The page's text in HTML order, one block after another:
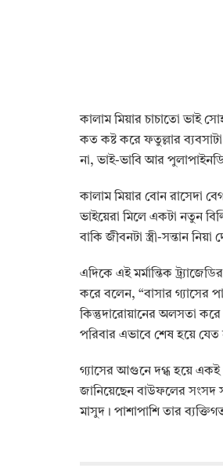
‎কালাম মিয়ার চাচাতো ভাই
কত কষ্ট করে ফতুল্লার
না, ভাই-ভাবি আর
‎কালাম মিয়ার বোন রাসেদা
ভাইয়েরা মিলে একটা নতুন
বাকি জীবনটা স্ত্রী-সন্তান
‎এদিকে এই মর্মান্তিক
করে বলেন, “বাসার গ্যাসের
কিন্তুদারোয়ানের অলসতা
পরিবার এভাবে শেষ হয়ে যেত
‎গ্যাসের আগুনে দগ্ধ হয়ে একই
জানিয়েছেন বাউফলের সংসদ
মাসুদ। পাশাপাশি তার